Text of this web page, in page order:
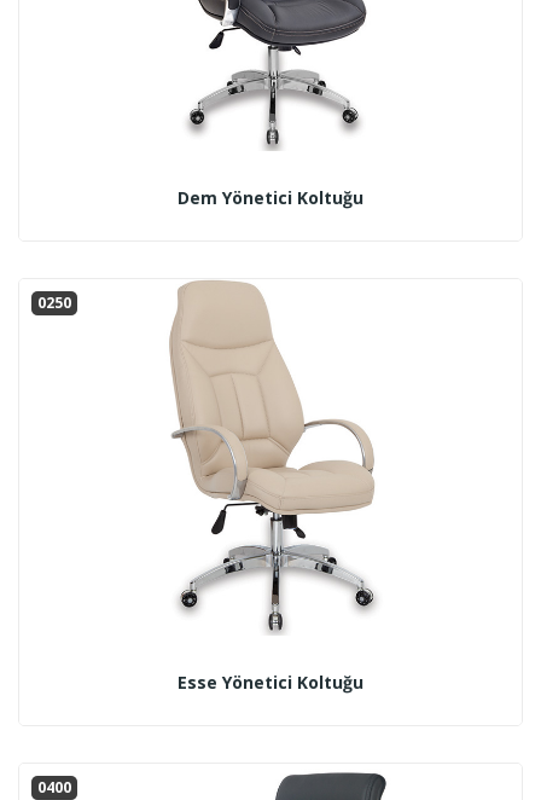
Dem Yönetici Koltuğu
0250
Esse Yönetici Koltuğu
0400